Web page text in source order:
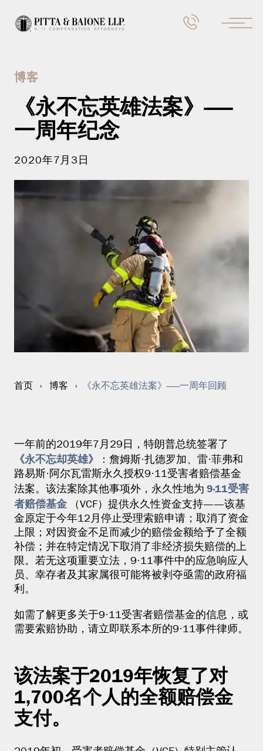
博客
《永不忘英雄法案》——
一周年纪念
2020年7月3日
首页 › 博客 › 《永不忘英雄法案》——一周年回顾
一年前的2019年7月29日，特朗普总统签署了
《永不忘却英雄》
：詹姆斯·扎德罗加、雷·菲弗和
路易斯·阿尔瓦雷斯永久授权9·11受害者赔偿基金
法案。该法案除其他事项外，永久性地为 9·11受害
者赔偿基金 （VCF）提供永久性资金支持——该基
金原定于今年12月停止受理索赔申请；取消了资金
上限；对因资金不足而减少的赔偿金额给予了全额
补偿；并在特定情况下取消了非经济损失赔偿的上
限。若无这项重要立法，9·11事件中的应急响应人
员、幸存者及其家属很可能将被剥夺亟需的政府福
利。
如需了解更多关于9·11受害者赔偿基金的信息，或
需要索赔协助，请立即联系本所的9·11事件律师。
该法案于2019年恢复了对
1,700名个人的全额赔偿金
支付。